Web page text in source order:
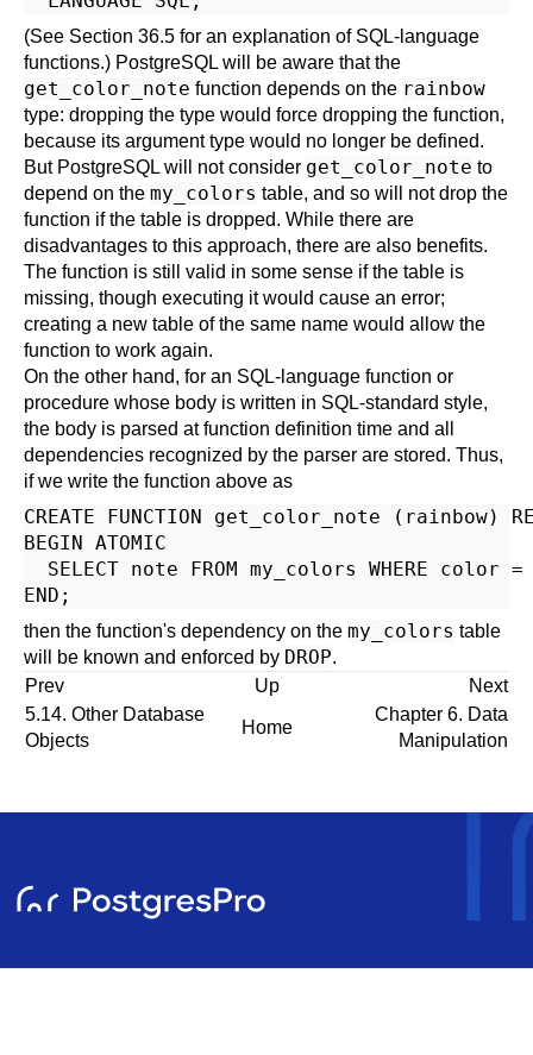
(See Section 36.5 for an explanation of SQL-language
functions.) PostgreSQL will be aware that the
get_color_note function depends on the rainbow
type: dropping the type would force dropping the function,
because its argument type would no longer be defined.
But PostgreSQL will not consider get_color_note to
depend on the my_colors table, and so will not drop the
function if the table is dropped. While there are
disadvantages to this approach, there are also benefits.
The function is still valid in some sense if the table is
missing, though executing it would cause an error;
creating a new table of the same name would allow the
function to work again.
On the other hand, for an SQL-language function or
procedure whose body is written in SQL-standard style,
the body is parsed at function definition time and all
dependencies recognized by the parser are stored. Thus,
if we write the function above as
CREATE FUNCTION get_color_note (rainbow)
BEGIN ATOMIC
SELECT note FROM my_colors WHERE color =
then the function's dependency on the my_colors table
will be known and enforced by DROP.
Prev
Up
Next
5.14. Other Database
Objects
Home
Chapter 6. Data
Manipulation